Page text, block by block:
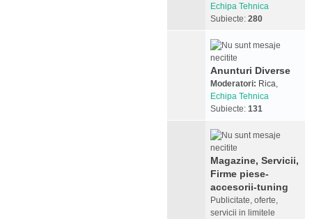
Echipa Tehnica
Subiecte: 280
Anunturi Diverse
Moderatori: Rica,
Echipa Tehnica
Subiecte: 131
Magazine, Servicii,
Firme piese-
accesorii-tuning
Publicitate, oferte,
servicii in limitele